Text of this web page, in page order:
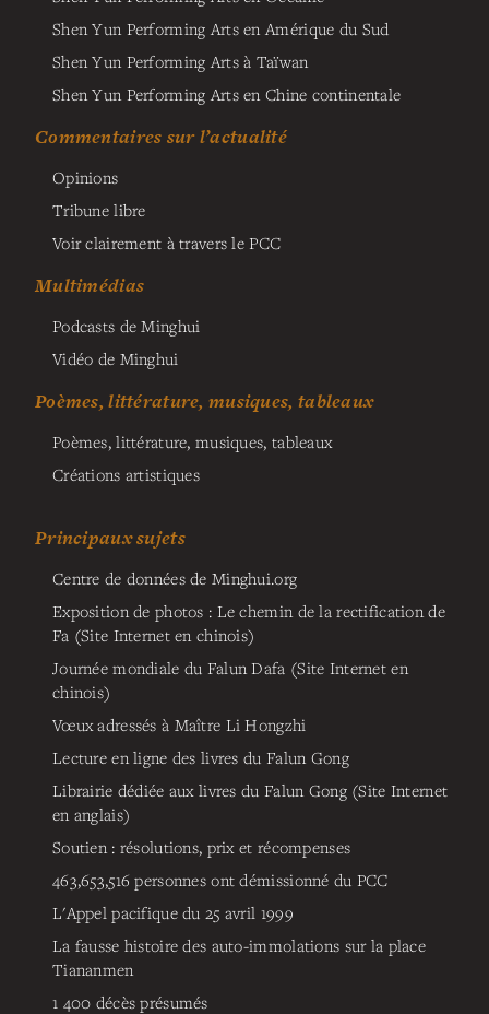
Shen Yun Performing Arts en Amérique du Sud
Shen Yun Performing Arts à Taïwan
Shen Yun Performing Arts en Chine continentale
Commentaires sur l’actualité
Opinions
Tribune libre
Voir clairement à travers le PCC
Multimédias
Podcasts de Minghui
Vidéo de Minghui
Poèmes, littérature, musiques, tableaux
Poèmes, littérature, musiques, tableaux
Créations artistiques
Principaux sujets
Centre de données de Minghui.org
Exposition de photos : Le chemin de la rectification de
Fa (Site Internet en chinois)
Journée mondiale du Falun Dafa (Site Internet en
chinois)
Vœux adressés à Maître Li Hongzhi
Lecture en ligne des livres du Falun Gong
Librairie dédiée aux livres du Falun Gong (Site Internet
en anglais)
Soutien : résolutions, prix et récompenses
463,653,516 personnes ont démissionné du PCC
L'Appel pacifique du 25 avril 1999
La fausse histoire des auto-immolations sur la place
Tiananmen
1 400 décès présumés